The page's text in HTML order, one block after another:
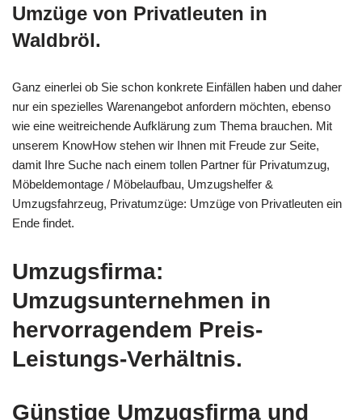
Umzüge von Privatleuten in
Waldbröl.
Ganz einerlei ob Sie schon konkrete Einfällen haben und daher
nur ein spezielles Warenangebot anfordern möchten, ebenso
wie eine weitreichende Aufklärung zum Thema brauchen. Mit
unserem KnowHow stehen wir Ihnen mit Freude zur Seite,
damit Ihre Suche nach einem tollen Partner für Privatumzug,
Möbeldemontage / Möbelaufbau, Umzugshelfer &
Umzugsfahrzeug, Privatumzüge: Umzüge von Privatleuten ein
Ende findet.
Umzugsfirma:
Umzugsunternehmen in
hervorragendem Preis-
Leistungs-Verhältnis.
Günstige Umzugsfirma und